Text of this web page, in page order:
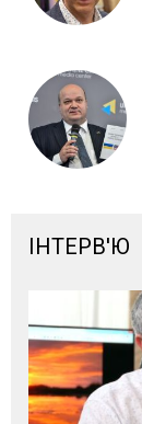
ІНТЕРВ'Ю